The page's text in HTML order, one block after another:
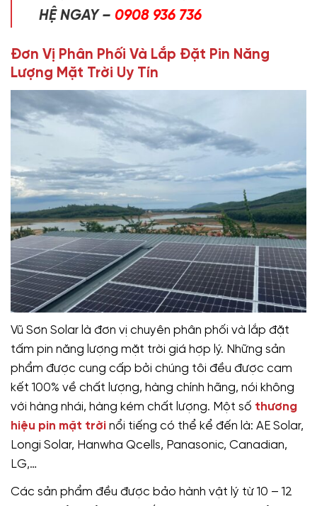
HỆ NGAY – 0908 936 736
Đơn Vị Phân Phối Và Lắp Đặt Pin Năng
Lượng Mặt Trời Uy Tín
Vũ Sơn Solar là đơn vị chuyên phân phối và lắp đặt
tấm pin năng lượng mặt trời giá hợp lý. Những sản
phẩm được cung cấp bởi chúng tôi đều được cam
kết 100% về chất lượng, hàng chính hãng, nói không
với hàng nhái, hàng kém chất lượng. Một số thương
hiệu pin mặt trời nổi tiếng có thể kể đến là: AE Solar,
Longi Solar, Hanwha Qcells, Panasonic, Canadian,
LG,…
Các sản phẩm đều được bảo hành vật lý từ 10 – 12